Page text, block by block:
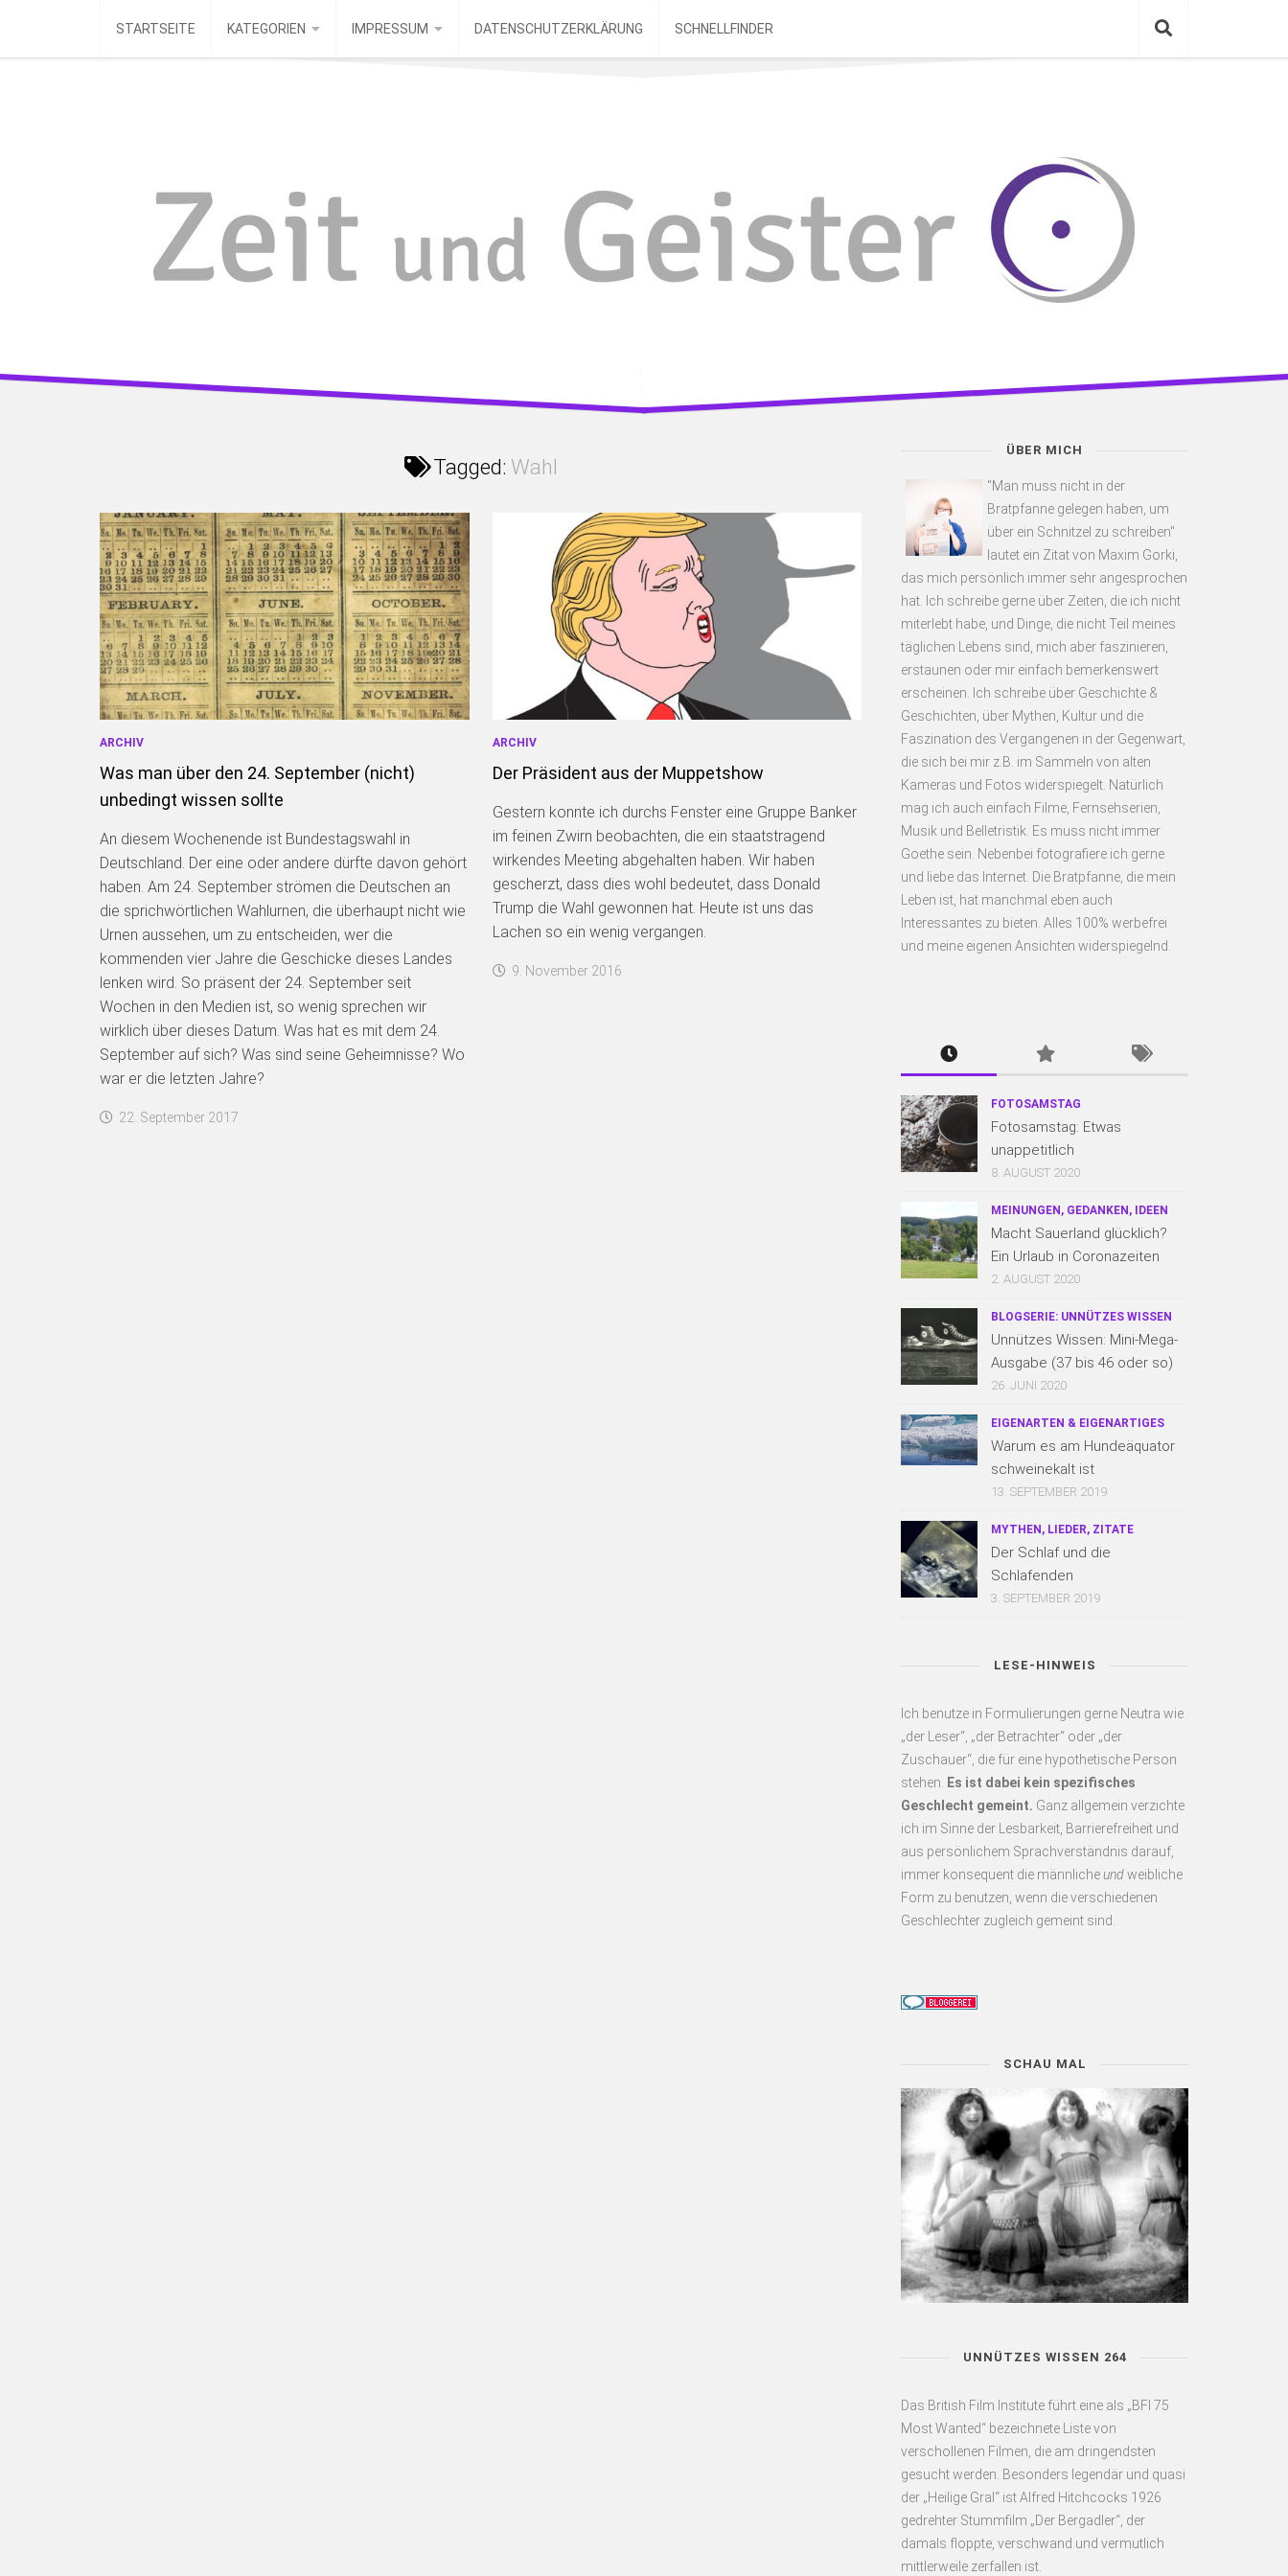
content
STARTSEITE KATEGORIEN IMPRESSUM DATENSCHUTZERKLÄRUNG SCHNELLFINDER
Tagged: Wahl
ARCHIV
Was man über den 24. September (nicht)
unbedingt wissen sollte
An diesem Wochenende ist Bundestagswahl in
Deutschland. Der eine oder andere dürfte davon gehört
haben. Am 24. September strömen die Deutschen an
die sprichwörtlichen Wahlurnen, die überhaupt nicht wie
Urnen aussehen, um zu entscheiden, wer die
kommenden vier Jahre die Geschicke dieses Landes
lenken wird. So präsent der 24. September seit
Wochen in den Medien ist, so wenig sprechen wir
wirklich über dieses Datum. Was hat es mit dem 24.
September auf sich? Was sind seine Geheimnisse? Wo
war er die letzten Jahre?
22. September 2017
ARCHIV
Der Präsident aus der Muppetshow
Gestern konnte ich durchs Fenster eine Gruppe Banker
im feinen Zwirn beobachten, die ein staatstragend
wirkendes Meeting abgehalten haben. Wir haben
gescherzt, dass dies wohl bedeutet, dass Donald
Trump die Wahl gewonnen hat. Heute ist uns das
Lachen so ein wenig vergangen.
9. November 2016
ÜBER MICH
"Man muss nicht in der
Bratpfanne gelegen haben, um
über ein Schnitzel zu schreiben"
lautet ein Zitat von Maxim Gorki,
das mich persönlich immer sehr angesprochen
hat. Ich schreibe gerne über Zeiten, die ich nicht
miterlebt habe, und Dinge, die nicht Teil meines
täglichen Lebens sind, mich aber faszinieren,
erstaunen oder mir einfach bemerkenswert
erscheinen. Ich schreibe über Geschichte &
Geschichten, über Mythen, Kultur und die
Faszination des Vergangenen in der Gegenwart,
die sich bei mir z.B. im Sammeln von alten
Kameras und Fotos widerspiegelt. Natürlich
mag ich auch einfach Filme, Fernsehserien,
Musik und Belletristik. Es muss nicht immer
Goethe sein. Nebenbei fotografiere ich gerne
und liebe das Internet. Die Bratpfanne, die mein
Leben ist, hat manchmal eben auch
Interessantes zu bieten. Alles 100% werbefrei
und meine eigenen Ansichten widerspiegelnd.
FOTOSAMSTAG
Fotosamstag: Etwas
unappetitlich
8. AUGUST 2020
MEINUNGEN, GEDANKEN, IDEEN
Macht Sauerland glücklich?
Ein Urlaub in Coronazeiten
2. AUGUST 2020
BLOGSERIE: UNNÜTZES WISSEN
Unnützes Wissen: Mini-Mega-
Ausgabe (37 bis 46 oder so)
26. JUNI 2020
EIGENARTEN & EIGENARTIGES
Warum es am Hundeäquator
schweinekalt ist
13. SEPTEMBER 2019
MYTHEN, LIEDER, ZITATE
Der Schlaf und die
Schlafenden
3. SEPTEMBER 2019
LESE-HINWEIS
Ich benutze in Formulierungen gerne Neutra wie
„der Leser“, „der Betrachter“ oder „der
Zuschauer“, die für eine hypothetische Person
stehen.
Es ist dabei kein spezifisches
Geschlecht gemeint. Ganz allgemein verzichte
ich im Sinne der Lesbarkeit, Barrierefreiheit und
aus persönlichem Sprachverständnis darauf,
immer konsequent die männlicheundweibliche
Form zu benutzen, wenn die verschiedenen
Geschlechter zugleich gemeint sind.
SCHAU MAL
UNNÜTZES WISSEN 264
Das British Film Institute führt eine als „BFI 75
Most Wanted“ bezeichnete Liste von
verschollenen Filmen, die am dringendsten
gesucht werden. Besonders legendär und quasi
der „Heilige Gral“ ist Alfred Hitchcocks 1926
gedrehter Stummfilm „Der Bergadler“, der
damals floppte, verschwand und vermutlich
mittlerweile zerfallen ist.